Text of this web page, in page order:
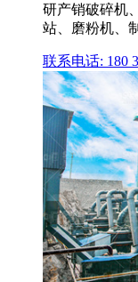
研产销破碎机
站、磨粉机、
联系电话: 180